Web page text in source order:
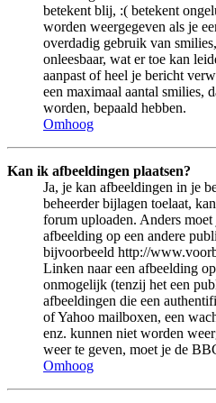
betekent blij, :( betekent
worden weergegeven als je
overdadig gebruik van
onleesbaar, wat er toe kan
aanpast of heel je bericht
een maximaal aantal smilies,
worden, bepaald hebben.
Omhoog
Kan ik afbeeldingen plaatsen?
Ja, je kan afbeeldingen in je
beheerder bijlagen toelaat,
forum uploaden. Anders
afbeelding op een andere
bijvoorbeeld http://
Linken naar een afbeelding
onmogelijk (tenzij het een
afbeeldingen die een
of Yahoo mailboxen, een
enz. kunnen niet worden
weer te geven, moet je de
Omhoog